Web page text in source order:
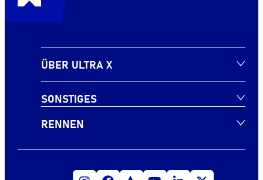
ÜBER ULTRA X
SONSTIGES
RENNEN